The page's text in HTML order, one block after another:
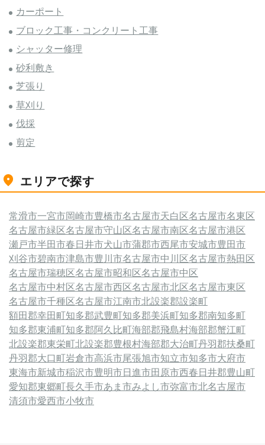
カーポート
ブロック工事・コンクリート工事
シャッター修理
砂利敷き
芝張り
草刈り
伐採
剪定
エリアで探す
常滑市一宮市岡崎市豊橋市名古屋市天白区名古屋市名東区
名古屋市緑区名古屋市守山区名古屋市南区名古屋市港区
瀬戸市半田市春日井市犬山市蒲郡市西尾市安城市豊田市
刈谷市碧南市津島市豊川市名古屋市中川区名古屋市熱田区
名古屋市瑞穂区名古屋市昭和区名古屋市中区
名古屋市中村区名古屋市西区名古屋市北区名古屋市東区
名古屋市千種区名古屋市江南市北設楽郡設楽町
額田郡幸田町知多郡武豊町知多郡美浜町知多郡南知多町
知多郡東浦町知多郡阿久比町海部郡飛島村海部郡蟹江町
北設楽郡東栄町北設楽郡豊根村海部郡大治町丹羽郡扶桑町
丹羽郡大口町岩倉市高浜市尾張旭市知立市知多市大府市
東海市新城市稲沢市豊明市日進市田原市西春日井郡豊山町
愛知郡東郷町長久手市あま市みよし市弥富市北名古屋市
清須市愛西市小牧市